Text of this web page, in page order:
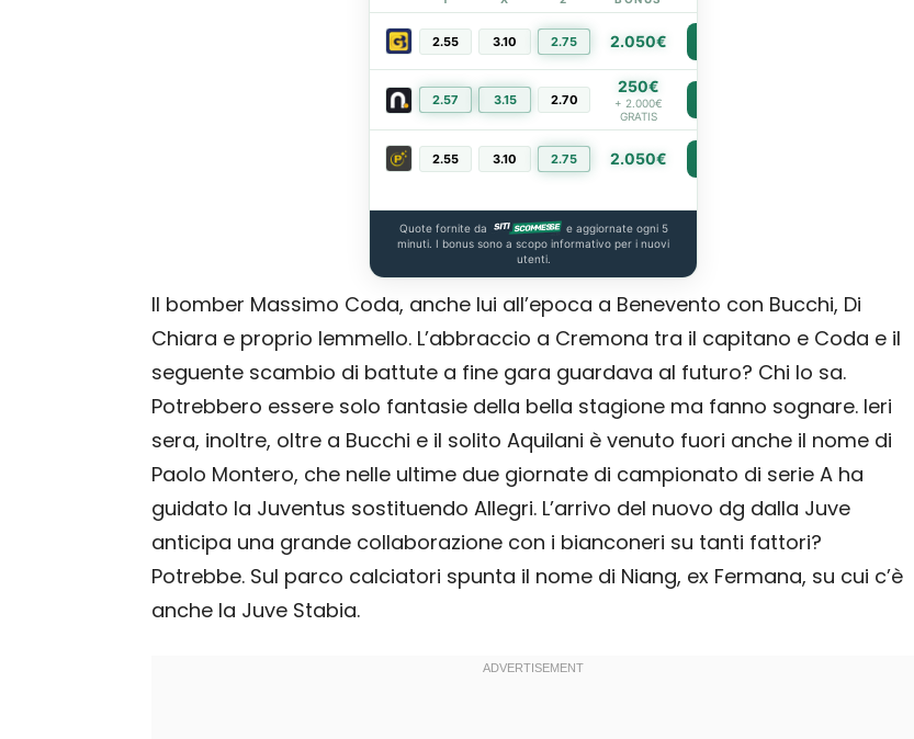
2.55 3.10 2.75 2.050€
2.57 3.15 2.70
250€
+ 2.000€
GRATIS
2.55 3.10 2.75 2.050€
Quote fornite da
e aggiornate ogni 5
minuti. I bonus sono a scopo informativo per i nuovi
utenti.
Il bomber Massimo Coda, anche lui all’epoca a Benevento con Bucchi, Di
Chiara e proprio Iemmello. L’abbraccio a Cremona tra il capitano e Coda e il
seguente scambio di battute a fine gara guardava al futuro? Chi lo sa.
Potrebbero essere solo fantasie della bella stagione ma fanno sognare. Ieri
sera, inoltre, oltre a Bucchi e il solito Aquilani è venuto fuori anche il nome di
Paolo Montero, che nelle ultime due giornate di campionato di serie A ha
guidato la Juventus sostituendo Allegri. L’arrivo del nuovo dg dalla Juve
anticipa una grande collaborazione con i bianconeri su tanti fattori?
Potrebbe. Sul parco calciatori spunta il nome di Niang, ex Fermana, su cui c’è
anche la Juve Stabia.